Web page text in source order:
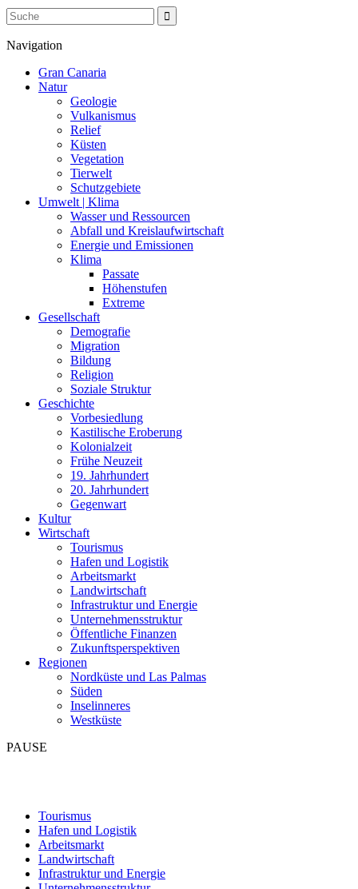
Navigation
Gran Canaria
Natur
Geologie
Vulkanismus
Relief
Küsten
Vegetation
Tierwelt
Schutzgebiete
Umwelt | Klima
Wasser und Ressourcen
Abfall und Kreislaufwirtschaft
Energie und Emissionen
Klima
Passate
Höhenstufen
Extreme
Gesellschaft
Demografie
Migration
Bildung
Religion
Soziale Struktur
Geschichte
Vorbesiedlung
Kastilische Eroberung
Kolonialzeit
Frühe Neuzeit
19. Jahrhundert
20. Jahrhundert
Gegenwart
Kultur
Wirtschaft
Tourismus
Hafen und Logistik
Arbeitsmarkt
Landwirtschaft
Infrastruktur und Energie
Unternehmensstruktur
Öffentliche Finanzen
Zukunftsperspektiven
Regionen
Nordküste und Las Palmas
Süden
Inselinneres
Westküste
PAUSE
Tourismus
Hafen und Logistik
Arbeitsmarkt
Landwirtschaft
Infrastruktur und Energie